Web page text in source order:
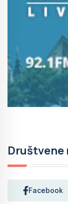
Društvene
Facebook